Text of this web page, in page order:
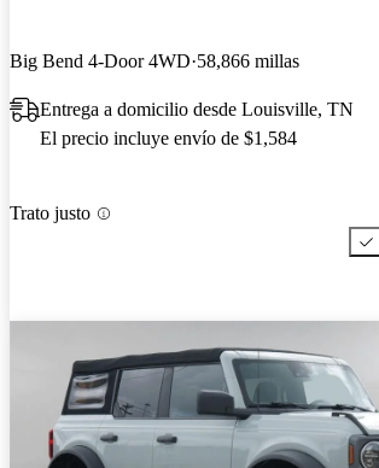
Big Bend 4-Door 4WD 58,866 millas
Entrega a domicilio desde Louisville, TN
El precio incluye envío de $1,584
Trato justo